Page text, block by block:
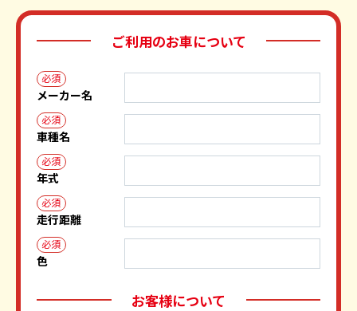
ご利用のお車について
必須
メーカー名
必須
車種名
必須
年式
必須
走行距離
必須
色
お客様について